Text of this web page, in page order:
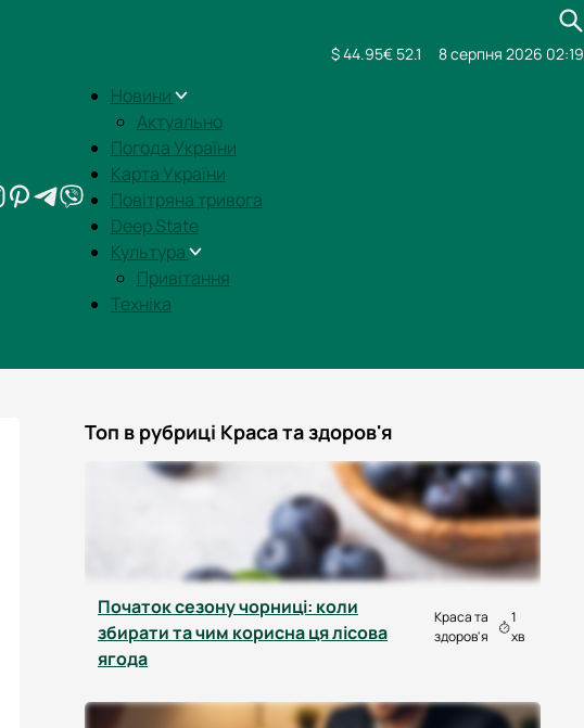
Новини
Актуально
Погода України
Карта України
Повітряна тривога
Deep State
Культура
Привітання
Техніка
$ 44.95€ 52.1 8 серпня 2026 02:19
Топ в рубриці Краса та здоров'я
Початок сезону чорниці: коли
збирати та чим корисна ця лісова
ягода
Краса та
здоров'я
1
хв